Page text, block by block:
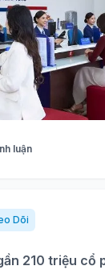
luận
Dõi
210 triệu cổ